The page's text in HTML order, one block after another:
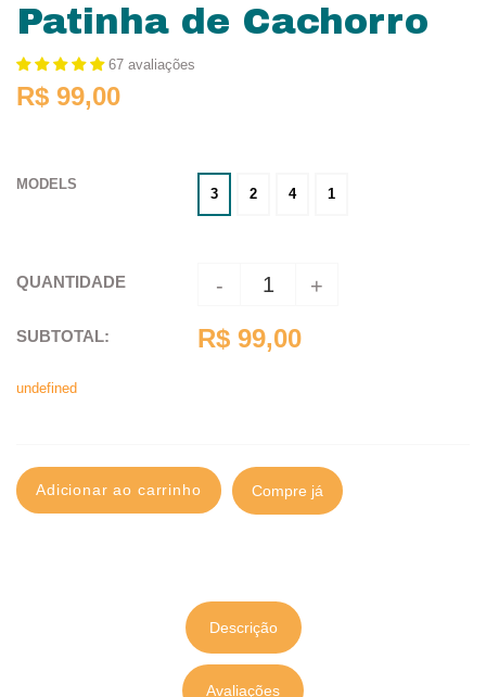
Patinha de Cachorro
67 avaliações
R$ 99,00
MODELS
3 2 4 1
QUANTIDADE - +
SUBTOTAL: R$ 99,00
undefined
Adicionar ao carrinho Compre já
Descrição
Avaliações